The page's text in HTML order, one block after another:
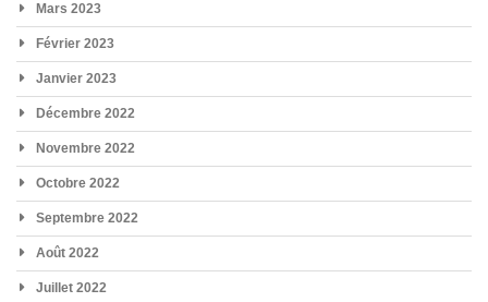
Mars 2023
Février 2023
Janvier 2023
Décembre 2022
Novembre 2022
Octobre 2022
Septembre 2022
Août 2022
Juillet 2022